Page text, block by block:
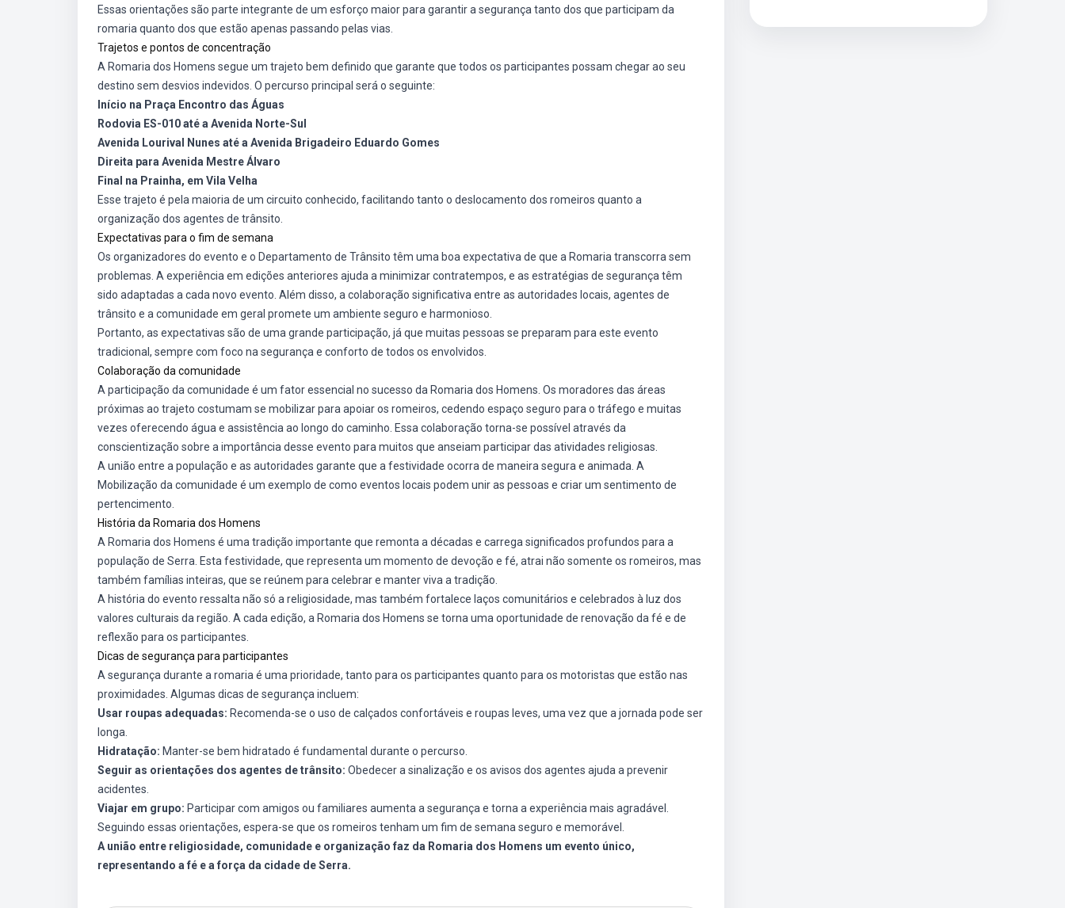
Essas orientações são parte integrante de um esforço maior para garantir a segurança tanto dos que participam da
romaria quanto dos que estão apenas passando pelas vias.
Trajetos e pontos de concentração
A Romaria dos Homens segue um trajeto bem definido que garante que todos os participantes possam chegar ao seu
destino sem desvios indevidos. O percurso principal será o seguinte:
Início na Praça Encontro das Águas
Rodovia ES-010 até a Avenida Norte-Sul
Avenida Lourival Nunes até a Avenida Brigadeiro Eduardo Gomes
Direita para Avenida Mestre Álvaro
Final na Prainha, em Vila Velha
Esse trajeto é pela maioria de um circuito conhecido, facilitando tanto o deslocamento dos romeiros quanto a
organização dos agentes de trânsito.
Expectativas para o fim de semana
Os organizadores do evento e o Departamento de Trânsito têm uma boa expectativa de que a Romaria transcorra sem
problemas. A experiência em edições anteriores ajuda a minimizar contratempos, e as estratégias de segurança têm
sido adaptadas a cada novo evento. Além disso, a colaboração significativa entre as autoridades locais, agentes de
trânsito e a comunidade em geral promete um ambiente seguro e harmonioso.
Portanto, as expectativas são de uma grande participação, já que muitas pessoas se preparam para este evento
tradicional, sempre com foco na segurança e conforto de todos os envolvidos.
Colaboração da comunidade
A participação da comunidade é um fator essencial no sucesso da Romaria dos Homens. Os moradores das áreas
próximas ao trajeto costumam se mobilizar para apoiar os romeiros, cedendo espaço seguro para o tráfego e muitas
vezes oferecendo água e assistência ao longo do caminho. Essa colaboração torna-se possível através da
conscientização sobre a importância desse evento para muitos que anseiam participar das atividades religiosas.
A união entre a população e as autoridades garante que a festividade ocorra de maneira segura e animada. A
Mobilização da comunidade é um exemplo de como eventos locais podem unir as pessoas e criar um sentimento de
pertencimento.
História da Romaria dos Homens
A Romaria dos Homens é uma tradição importante que remonta a décadas e carrega significados profundos para a
população de Serra. Esta festividade, que representa um momento de devoção e fé, atrai não somente os romeiros, mas
também famílias inteiras, que se reúnem para celebrar e manter viva a tradição.
A história do evento ressalta não só a religiosidade, mas também fortalece laços comunitários e celebrados à luz dos
valores culturais da região. A cada edição, a Romaria dos Homens se torna uma oportunidade de renovação da fé e de
reflexão para os participantes.
Dicas de segurança para participantes
A segurança durante a romaria é uma prioridade, tanto para os participantes quanto para os motoristas que estão nas
proximidades. Algumas dicas de segurança incluem:
Usar roupas adequadas: Recomenda-se o uso de calçados confortáveis e roupas leves, uma vez que a jornada pode ser
longa.
Hidratação: Manter-se bem hidratado é fundamental durante o percurso.
Seguir as orientações dos agentes de trânsito: Obedecer a sinalização e os avisos dos agentes ajuda a prevenir
acidentes.
Viajar em grupo: Participar com amigos ou familiares aumenta a segurança e torna a experiência mais agradável.
Seguindo essas orientações, espera-se que os romeiros tenham um fim de semana seguro e memorável.
A união entre religiosidade, comunidade e organização faz da Romaria dos Homens um evento único,
representando a fé e a força da cidade de Serra.